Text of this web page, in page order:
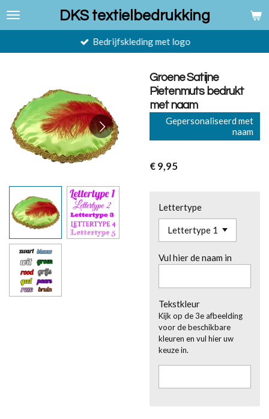
Ga
de
DKS textielbedrukking
Bedrijfskleding met logo
Groene Satijne
Pietenmuts bedrukt
met naam
Gepersonaliseerd met
naam
€ 9,95
Lettertype
Vul hier de naam in
Tekstkleur
Kijk op de 3e afbeelding
voor de beschikbare
kleuren en vul hier uw
keuze in.